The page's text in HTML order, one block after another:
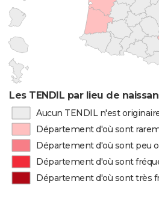
Les TENDIL par lieu de
Aucun TENDIL n'est
Département d'où sont
Département d'où sont peu
Département d'où sont
Département d'où sont très